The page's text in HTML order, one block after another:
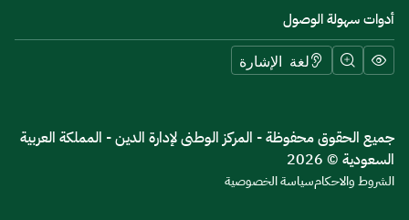
أدوات سهولة الوصول
لغة الإشارة
جميع الحقوق محفوظة - المركز الوطنى لإدارة الدين - المملكة العربية
السعودية © 2026
الشروط والاحكامسياسة الخصوصية